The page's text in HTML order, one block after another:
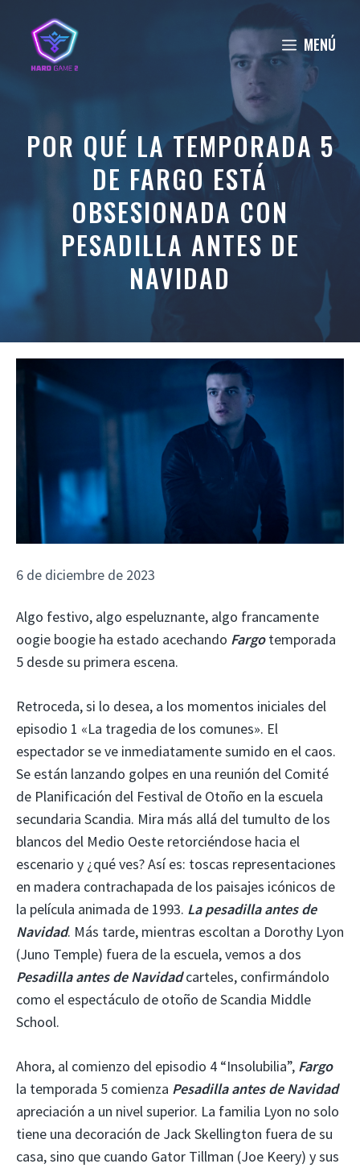
contenido
MENÚ
POR QUÉ LA TEMPORADA 5
DE FARGO ESTÁ
OBSESIONADA CON
PESADILLA ANTES DE
NAVIDAD
6 de diciembre de 2023
Algo festivo, algo espeluznante, algo francamente
oogie boogie ha estado acechando Fargotemporada
5 desde su primera escena.
Retroceda, si lo desea, a los momentos iniciales del
episodio 1 «La tragedia de los comunes». El
espectador se ve inmediatamente sumido en el caos.
Se están lanzando golpes en una reunión del Comité
de Planificación del Festival de Otoño en la escuela
secundaria Scandia. Mira más allá del tumulto de los
blancos del Medio Oeste retorciéndose hacia el
escenario y ¿qué ves? Así es: toscas representaciones
en madera contrachapada de los paisajes icónicos de
la película animada de 1993. La pesadilla antes de
Navidad. Más tarde, mientras escoltan a Dorothy Lyon
(Juno Temple) fuera de la escuela, vemos a dos
Pesadilla antes de Navidadcarteles, confirmándolo
como el espectáculo de otoño de Scandia Middle
School.
Ahora, al comienzo del episodio 4 “Insolubilia”, Fargo
la temporada 5 comienza Pesadilla antes de Navidad
apreciación a un nivel superior. La familia Lyon no solo
tiene una decoración de Jack Skellington fuera de su
casa, sino que cuando Gator Tillman (Joe Keery) y sus